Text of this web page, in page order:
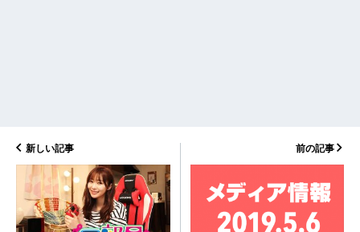
新しい記事 前の記事